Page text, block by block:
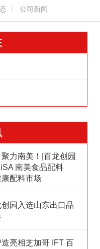
公司新闻
力南美！|百龙创园
南美食品配料
配料市场
园入选山东出口品
亮相芝加哥 IFT 百